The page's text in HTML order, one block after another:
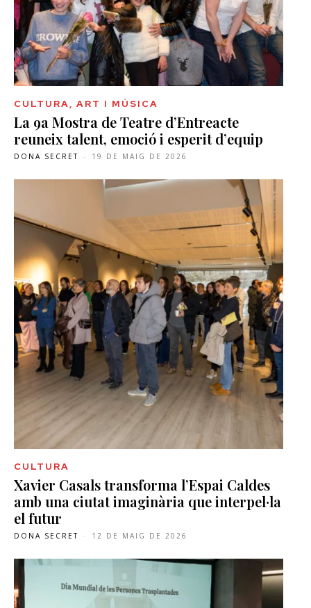
CULTURA, ART I MÚSICA
La 9a Mostra de Teatre d’Entreacte
reuneix talent, emoció i esperit d’equip
DONA SECRET - 19 DE MAIG DE 2026
CULTURA
Xavier Casals transforma l’Espai Caldes
amb una ciutat imaginària que interpel·la
el futur
DONA SECRET - 12 DE MAIG DE 2026